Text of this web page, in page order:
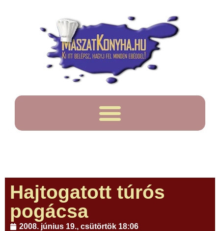
Hajtogatott túrós
pogácsa
2008. június 19., csütörtök 18:06